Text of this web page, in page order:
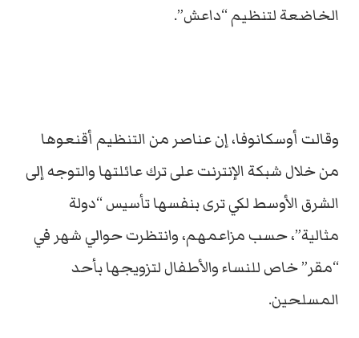
الخاضعة لتنظيم “داعش”.
وقالت أوسكانوفا، إن عناصر من التنظيم أقنعوها
من خلال شبكة الإنترنت على ترك عائلتها والتوجه إلى
الشرق الأوسط لكي ترى بنفسها تأسيس “دولة
مثالية”، حسب مزاعمهم، وانتظرت حوالي شهر في
“مقر” خاص للنساء والأطفال لتزويجها بأحد
المسلحين.